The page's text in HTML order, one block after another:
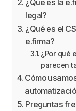
¿Qué es la
legal?
¿Qué es el
e.firma?
¿Por qué
parecen
Cómo
Preguntas